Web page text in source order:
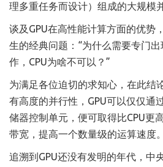
理多重任务而设计）组成的大规模
谈及GPU在高性能计算方面的优势
生的经典问题：“为什么需要专门出
作，CPU为啥不可以？”
为满足各位迫切的求知心，在此结
有高度的并行性，GPU可以仅仅通
储器控制单元，便可取得比CPU更
带宽，提高一个数量级的运算速度。
追溯到GPU还没有发明的年代，中